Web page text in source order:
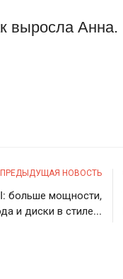
выросла Анна.
ПРЕДЫДУЩАЯ НОВОСТЬ
больше мощности,
и диски в стиле...